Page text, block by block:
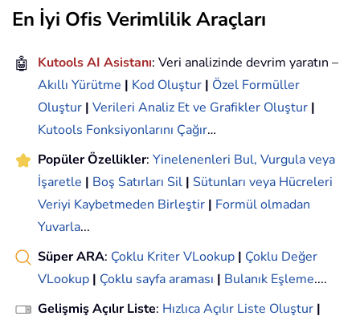
En İyi Ofis Verimlilik Araçları
🤖 Kutools AI Asistanı: Veri analizinde devrim yaratın –
Akıllı Yürütme | Kod Oluştur | Özel Formüller
Oluştur | Verileri Analiz Et ve Grafikler Oluştur |
Kutools Fonksiyonlarını Çağır…
Popüler Özellikler: Yinelenenleri Bul, Vurgula veya
İşaretle | Boş Satırları Sil | Sütunları veya Hücreleri
Veriyi Kaybetmeden Birleştir | Formül olmadan
Yuvarla...
Süper ARA: Çoklu Kriter VLookup | Çoklu Değer
VLookup | Çoklu sayfa araması | Bulanık Eşleme....
Gelişmiş Açılır Liste: Hızlıca Açılır Liste Oluştur |